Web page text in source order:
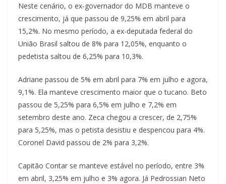
Neste cenário, o ex-governador do MDB manteve o
crescimento, já que passou de 9,25% em abril para
15,2%. No mesmo período, a ex-deputada federal do
União Brasil saltou de 8% para 12,05%, enquanto o
pedetista saltou de 6,25% para 10,3%.
Adriane passou de 5% em abril para 7% em julho e agora,
9,1%. Ela manteve crescimento maior que o tucano. Beto
passou de 5,25% para 6,5% em julho e 7,2% em
setembro deste ano. Zeca chegou a crescer, de 2,75%
para 5,25%, mas o petista desistiu e despencou para 4%.
Coronel David passou de 2% para 3,2%.
Capitão Contar se manteve estável no período, entre 3%
em abril, 3,25% em julho e 3% agora. Já Pedrossian Neto